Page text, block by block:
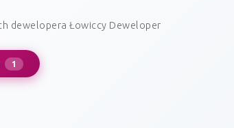
dewelopera Łowiccy Deweloper
1